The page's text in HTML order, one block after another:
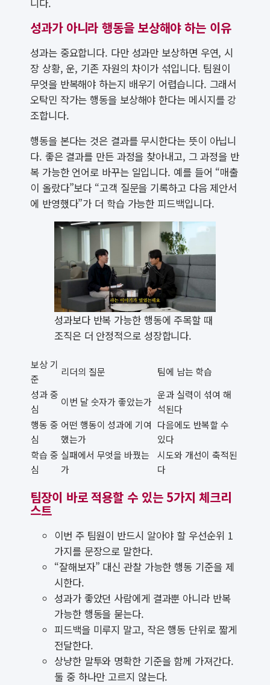
니다.
성과가 아니라 행동을 보상해야 하는 이유
성과는 중요합니다. 다만 성과만 보상하면 우연, 시
장 상황, 운, 기존 자원의 차이가 섞입니다. 팀원이
무엇을 반복해야 하는지 배우기 어렵습니다. 그래서
오탁민 작가는 행동을 보상해야 한다는 메시지를 강
조합니다.
행동을 본다는 것은 결과를 무시한다는 뜻이 아닙니
다. 좋은 결과를 만든 과정을 찾아내고, 그 과정을 반
복 가능한 언어로 바꾸는 일입니다. 예를 들어 “매출
이 올랐다”보다 “고객 질문을 기록하고 다음 제안서
에 반영했다”가 더 학습 가능한 피드백입니다.
성과보다 반복 가능한 행동에 주목할 때
조직은 더 안정적으로 성장합니다.
보상 기
준
리더의 질문
팀에 남는 학습
성과 중
심
이번 달 숫자가 좋았는가
운과 실력이 섞여 해
석된다
행동 중
심
어떤 행동이 성과에 기여
했는가
다음에도 반복할 수
있다
학습 중
심
실패에서 무엇을 바꿨는
가
시도와 개선이 축적된
다
팀장이 바로 적용할 수 있는 5가지 체크리
스트
이번 주 팀원이 반드시 알아야 할 우선순위 1
가지를 문장으로 말한다.
“잘해보자” 대신 관찰 가능한 행동 기준을 제
시한다.
성과가 좋았던 사람에게 결과뿐 아니라 반복
가능한 행동을 묻는다.
피드백을 미루지 말고, 작은 행동 단위로 짧게
전달한다.
상냥한 말투와 명확한 기준을 함께 가져간다.
둘 중 하나만 고르지 않는다.